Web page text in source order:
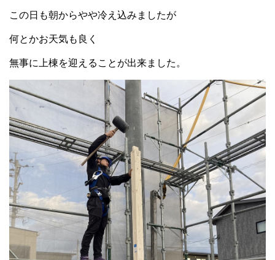
この日も朝からやや冷え込みましたが
何とかお天気も良く
無事に上棟を迎えることが出来ました。